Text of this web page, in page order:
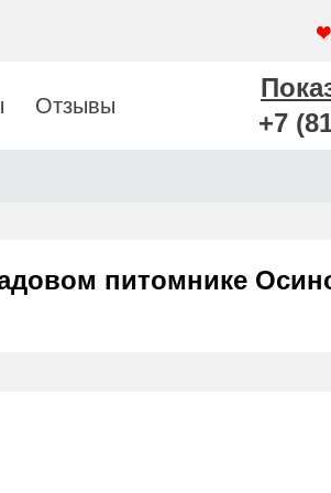
Отзывы
+7
питомнике